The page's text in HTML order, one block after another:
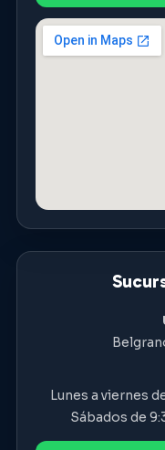
Lunes a viernes
Sábados de